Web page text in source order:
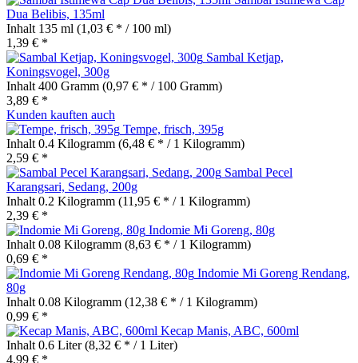
Dua Belibis, 135ml
Inhalt 135 ml (1,03 € * / 100 ml)
1,39 € *
Sambal Ketjap,
Koningsvogel, 300g
Inhalt 400 Gramm (0,97 € * / 100 Gramm)
3,89 € *
Kunden kauften auch
Tempe, frisch, 395g
Inhalt 0.4 Kilogramm (6,48 € * / 1 Kilogramm)
2,59 € *
Sambal Pecel
Karangsari, Sedang, 200g
Inhalt 0.2 Kilogramm (11,95 € * / 1 Kilogramm)
2,39 € *
Indomie Mi Goreng, 80g
Inhalt 0.08 Kilogramm (8,63 € * / 1 Kilogramm)
0,69 € *
Indomie Mi Goreng Rendang,
80g
Inhalt 0.08 Kilogramm (12,38 € * / 1 Kilogramm)
0,99 € *
Kecap Manis, ABC, 600ml
Inhalt 0.6 Liter(8,32 € * / 1 Liter)
4,99 € *